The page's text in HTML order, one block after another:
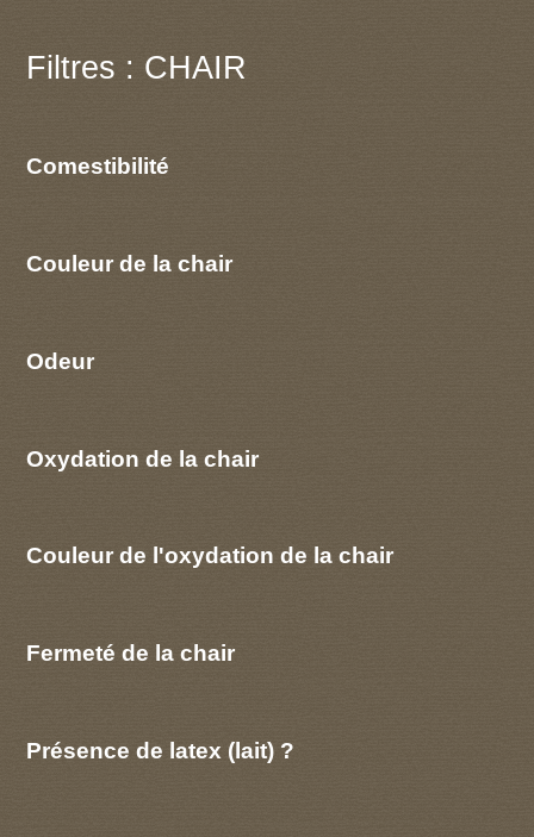
Filtres : CHAIR
Comestibilité
Couleur de la chair
Odeur
Oxydation de la chair
Couleur de l'oxydation de la chair
Fermeté de la chair
Présence de latex (lait) ?